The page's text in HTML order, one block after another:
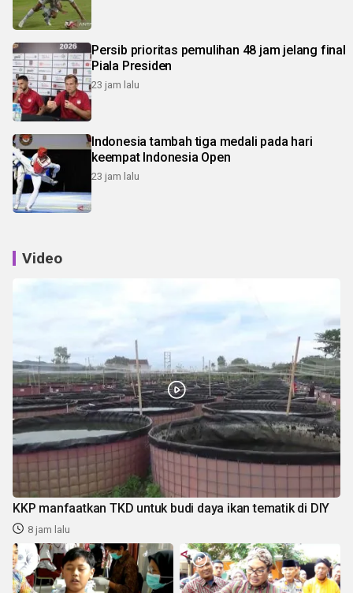
Persib prioritas pemulihan 48 jam jelang final
Piala Presiden
23 jam lalu
Indonesia tambah tiga medali pada hari
keempat Indonesia Open
23 jam lalu
Video
KKP manfaatkan TKD untuk budi daya ikan tematik di DIY
8 jam lalu